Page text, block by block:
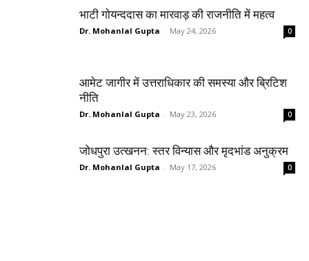
भाटी गोयन्ददास का मारवाड़ की राजनीति में महत्व
Dr. Mohanlal Gupta - May 24, 2026 0
आमेट जागीर में उत्तराधिकार की समस्या और ब्रिटिश
नीति
Dr. Mohanlal Gupta - May 23, 2026 0
जोधपुरा उत्खनन: स्तर विन्यास और मृदभांड अनुक्रम
Dr. Mohanlal Gupta - May 17, 2026 0